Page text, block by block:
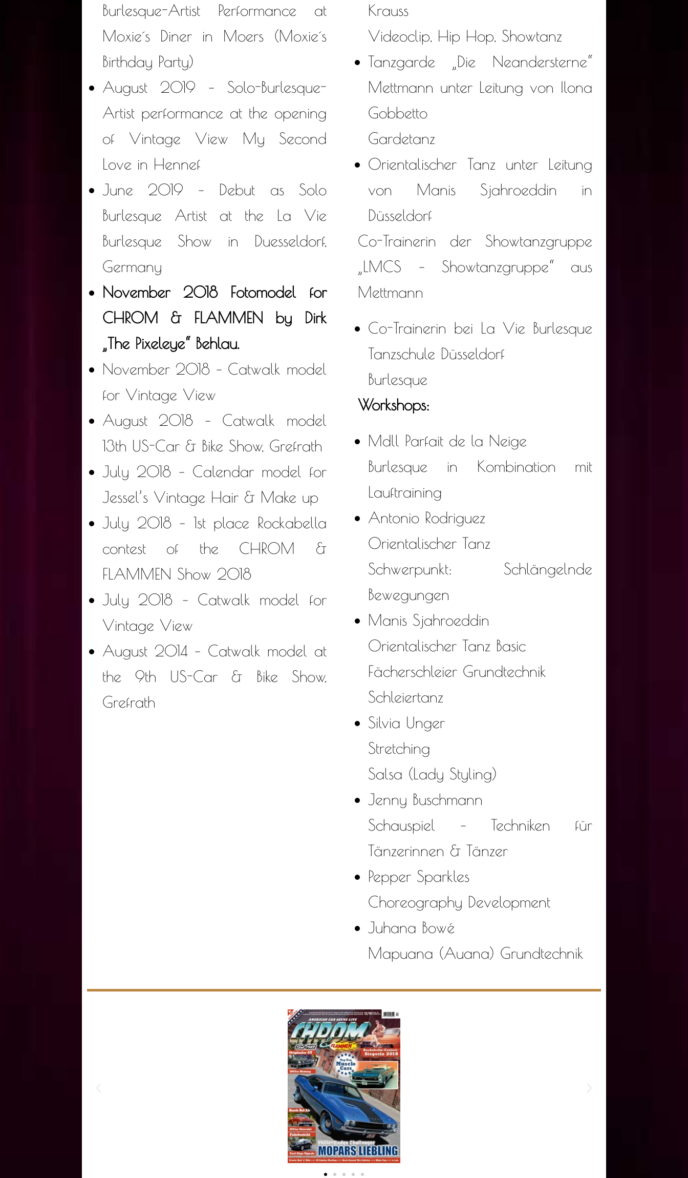
Burlesque-Artist Performance at
Moxie´s Diner in Moers (Moxie´s
Birthday Party)
August 2019 – Solo-Burlesque-
Artist performance at the opening
of Vintage View My Second
Love in Hennef
June 2019 – Debut as Solo
Burlesque Artist at the La Vie
Burlesque Show in Duesseldorf,
Germany
November 2018 Fotomodel for
CHROM & FLAMMEN by Dirk
„The Pixeleye“ Behlau.
November 2018 – Catwalk model
for Vintage View
August 2018 – Catwalk model
13th US-Car & Bike Show, Grefrath
July 2018 – Calendar model for
Jessel’s Vintage Hair & Make up
July 2018 – 1st place Rockabella
contest of the CHROM &
FLAMMEN Show 2018
July 2018 – Catwalk model for
Vintage View
August 2014 – Catwalk model at
the 9th US-Car & Bike Show,
Grefrath
Krauss
Videoclip, Hip Hop, Showtanz
Tanzgarde „Die Neandersterne“
Mettmann unter Leitung von Ilona
Gobbetto
Gardetanz
Orientalischer Tanz unter Leitung
von Manis Sjahroeddin in
Düsseldorf
Co-Trainerin der Showtanzgruppe
„LMCS – Showtanzgruppe“ aus
Mettmann
Co-Trainerin bei La Vie Burlesque
Tanzschule Düsseldorf
Burlesque
Workshops:
Mdll Parfait de la Neige
Burlesque in Kombination mit
Lauftraining
Antonio Rodriguez
Orientalischer Tanz
Schwerpunkt: Schlängelnde
Bewegungen
Manis Sjahroeddin
Orientalischer Tanz Basic
Fächerschleier Grundtechnik
Schleiertanz
Silvia Unger
Stretching
Salsa (Lady Styling)
Jenny Buschmann
Schauspiel – Techniken für
Tänzerinnen & Tänzer
Pepper Sparkles
Choreography Development
Juhana Bowé
Mapuana (Auana) Grundtechnik